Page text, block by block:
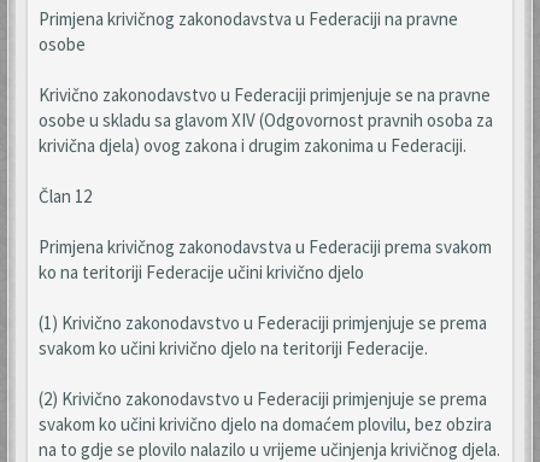
Primjena krivičnog zakonodavstva u Federaciji na pravne
osobe
Krivično zakonodavstvo u Federaciji primjenjuje se na pravne
osobe u skladu sa glavom XIV (Odgovornost pravnih osoba za
krivična djela) ovog zakona i drugim zakonima u Federaciji.
Član 12
Primjena krivičnog zakonodavstva u Federaciji prema svakom
ko na teritoriji Federacije učini krivično djelo
(1) Krivično zakonodavstvo u Federaciji primjenjuje se prema
svakom ko učini krivično djelo na teritoriji Federacije.
(2) Krivično zakonodavstvo u Federaciji primjenjuje se prema
svakom ko učini krivično djelo na domaćem plovilu, bez obzira
na to gdje se plovilo nalazilo u vrijeme učinjenja krivičnog djela.